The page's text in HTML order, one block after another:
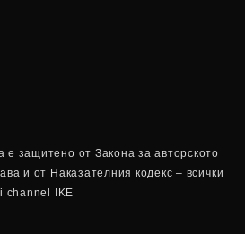
защитено от Закона за авторското
и от Наказателния кодекс – всички
channel IKE